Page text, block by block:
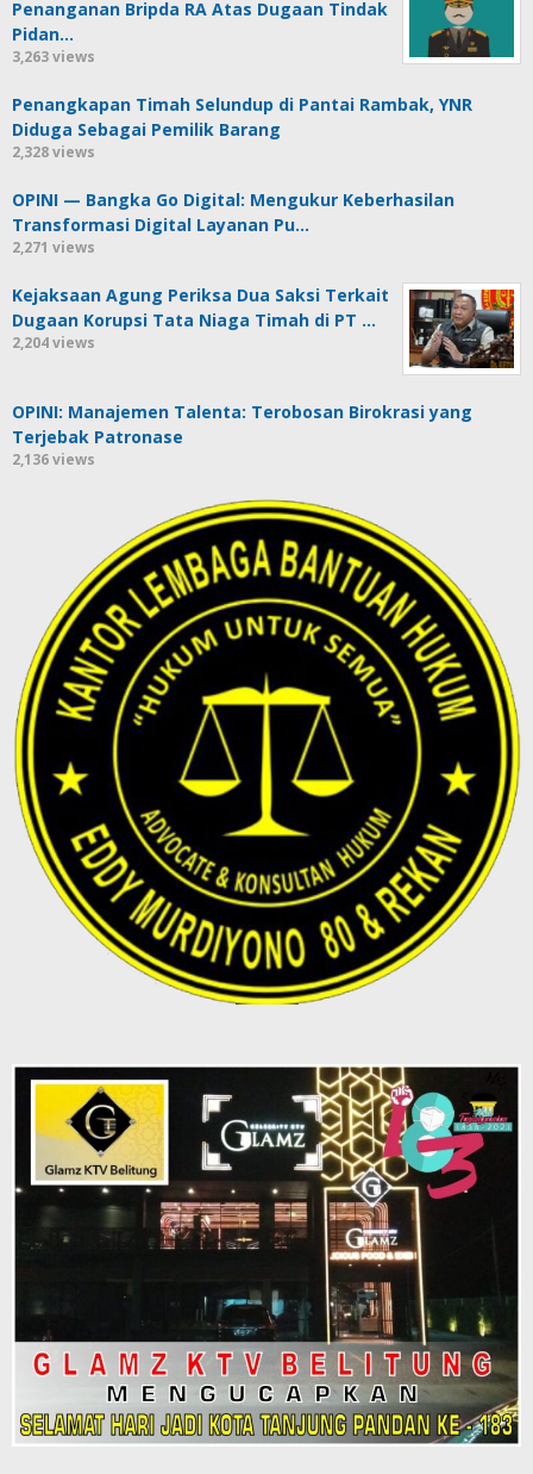
Penanganan Bripda RA Atas Dugaan Tindak
Pidan…
3,263 views
Penangkapan Timah Selundup di Pantai Rambak, YNR
Diduga Sebagai Pemilik Barang
2,328 views
OPINI — Bangka Go Digital: Mengukur Keberhasilan
Transformasi Digital Layanan Pu…
2,271 views
Kejaksaan Agung Periksa Dua Saksi Terkait
Dugaan Korupsi Tata Niaga Timah di PT …
2,204 views
OPINI: Manajemen Talenta: Terobosan Birokrasi yang
Terjebak Patronase
2,136 views